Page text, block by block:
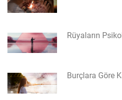
Rüyaların
Burçlara Göre